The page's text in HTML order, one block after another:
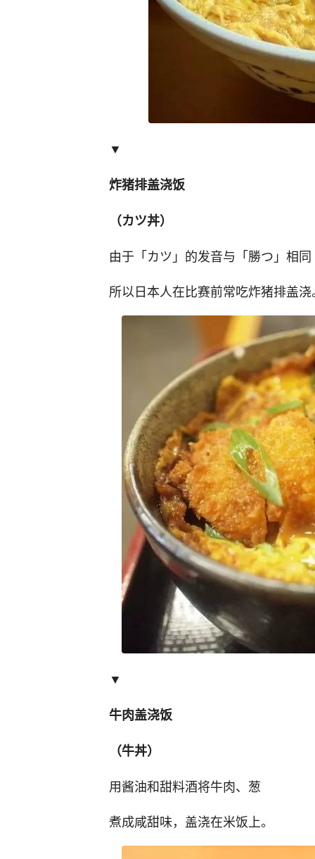
▼
炸猪排盖浇饭
（カツ丼）
由于「カツ」的发音与「勝つ」相同
所以日本人在比赛前常吃炸猪排盖浇
▼
牛肉盖浇饭
（牛丼）
用酱油和甜料酒将牛肉、葱
煮成咸甜味，盖浇在米饭上。